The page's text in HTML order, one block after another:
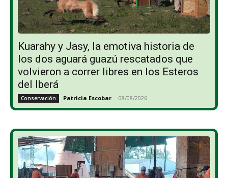
Kuarahy y Jasy, la emotiva historia de
los dos aguará guazú rescatados que
volvieron a correr libres en los Esteros
del Iberá
Conservación Patricia Escobar - 08/08/2026